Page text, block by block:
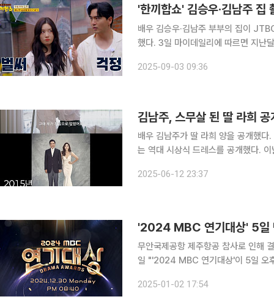
'한끼합쇼' 김승우·김남주 집
배우 김승우·김남주 부부의 집이
했다. 3일 마이데일리에 따르면 지난
간 동안 촬영을 진행했다. 김승우가
2025-09-03 09:36
김남주, 스무살 된 딸 라희
배우 김남주가 딸 라희 양을 공개했다. 12일 김남주는 자신의 유튜브 채널을 통해 현재 소유하고 있
는 역대 시상식 드레스를 공개했다. 이날 김남주는 “이 집에서 20년간 살면서 짐이 많다. 저에게 의
나라에 베라왕 처음 들어왔을 때 그때
2025-06-12 23:37
'2024 MBC 연기대상' 5일
무안국제공항 제주항공 참사로 인해 결
일 "'2024 MBC 연기대상'이 5일 오후 5시 10분
과 함께 애도의 뜻을 나누고자 생방송
2025-01-02 17:54